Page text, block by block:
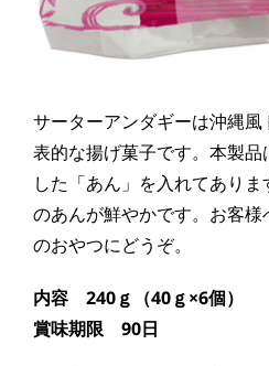
サーターアンダギーは沖縄
表的な揚げ菓子です。本製品
した「あん」を入れてありま
のあんが鮮やかです。お客
のおやつにどうぞ。
内容 240ｇ（40ｇ×6個）
賞味期限 90日